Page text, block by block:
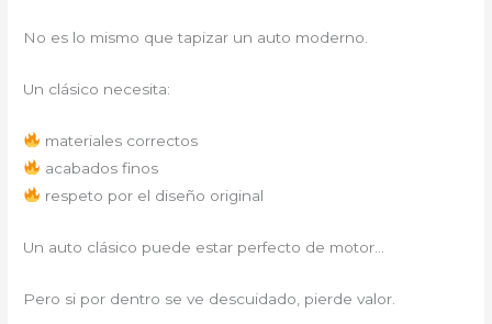
No es lo mismo que tapizar un auto moderno.
Un clásico necesita:
materiales correctos
acabados finos
respeto por el diseño original
Un auto clásico puede estar perfecto de motor…
Pero si por dentro se ve descuidado, pierde valor.